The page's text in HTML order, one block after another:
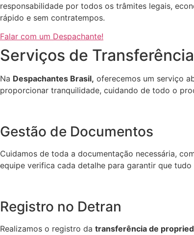
responsabilidade por todos os trâmites legais,
rápido e sem contratempos.
Falar com um Despachante!
Serviços de
Na Despachantes Brasil, oferecemos um serviço
proporcionar tranquilidade, cuidando de todo o
Gestão de Documentos
Cuidamos de toda a documentação necessária,
equipe verifica cada detalhe para garantir que
Registro no Detran
Realizamos o registro da transferência de